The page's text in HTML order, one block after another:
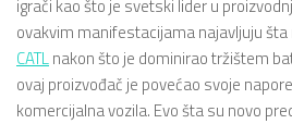
igrači kao što je svetski lider u
ovakvim manifestacijama najavljuju
CATLnakon što je dominirao tržištem
ovaj proizvođač je povećao svoje
komercijalna vozila. Evo šta su novo